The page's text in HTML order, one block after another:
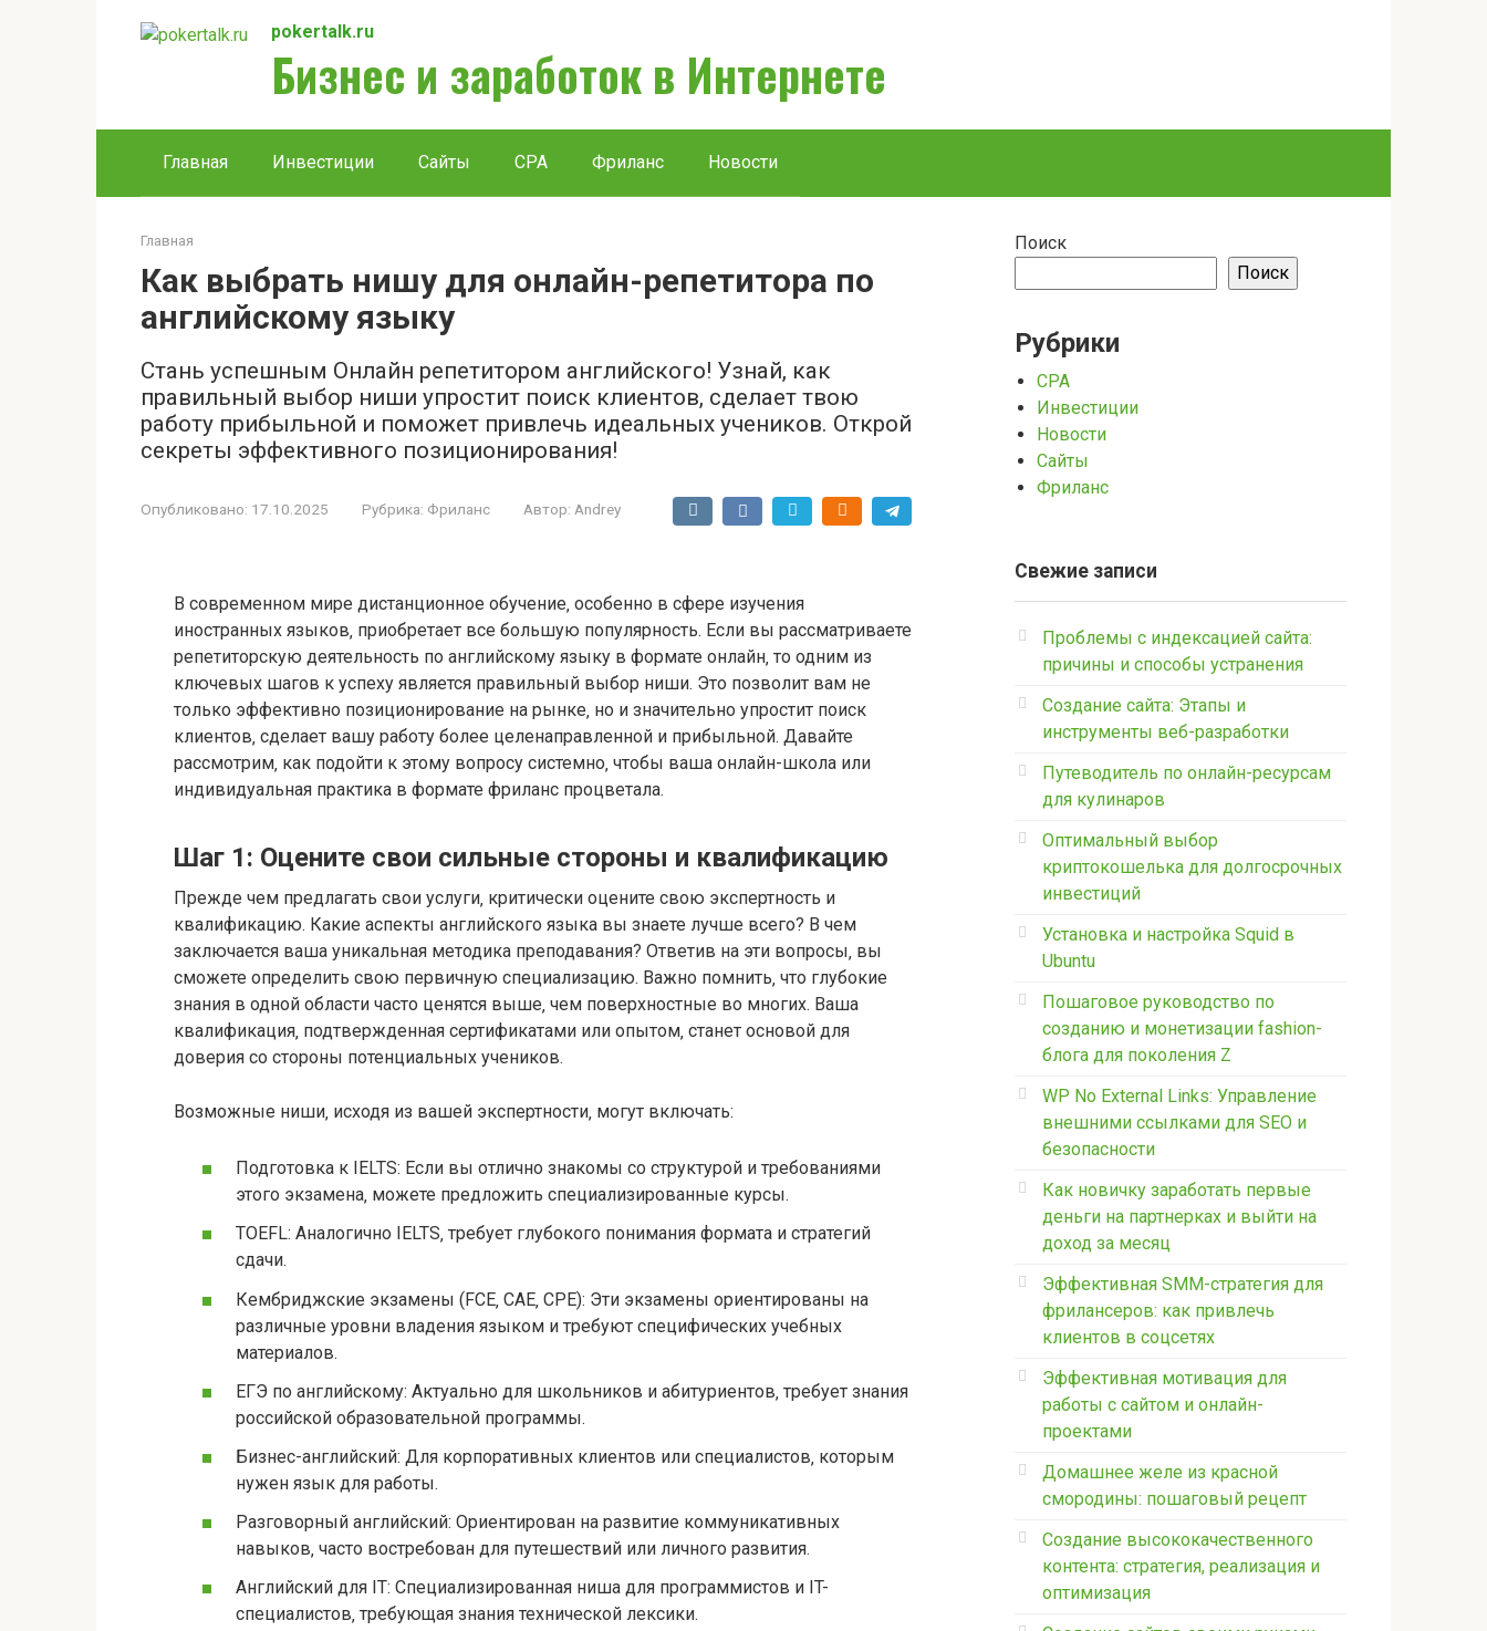
pokertalk.ru
Бизнес и заработок в Интернете
Главная Инвестиции Сайты CPA Фриланс Новости
Главная
Как выбрать нишу для онлайн-репетитора по
английскому языку
Стань успешным Онлайн репетитором английского! Узнай, как
правильный выбор ниши упростит поиск клиентов, сделает твою
работу прибыльной и поможет привлечь идеальных учеников. Открой
секреты эффективного позиционирования!
Опубликовано: 17.10.2025 Рубрика: Фриланс Автор: Andrey
В современном мире дистанционное обучение‚ особенно в сфере изучения
иностранных языков‚ приобретает все большую популярность. Если вы рассматриваете
репетиторскую деятельность по английскому языку в формате онлайн‚ то одним из
ключевых шагов к успеху является правильный выбор ниши. Это позволит вам не
только эффективно позиционирование на рынке‚ но и значительно упростит поиск
клиентов‚ сделает вашу работу более целенаправленной и прибыльной. Давайте
рассмотрим‚ как подойти к этому вопросу системно‚ чтобы ваша онлайн-школа или
индивидуальная практика в формате фриланс процветала.
Шаг 1: Оцените свои сильные стороны и квалификацию
Прежде чем предлагать свои услуги‚ критически оцените свою экспертность и
квалификацию. Какие аспекты английского языка вы знаете лучше всего? В чем
заключается ваша уникальная методика преподавания? Ответив на эти вопросы‚ вы
сможете определить свою первичную специализацию. Важно помнить‚ что глубокие
знания в одной области часто ценятся выше‚ чем поверхностные во многих. Ваша
квалификация‚ подтвержденная сертификатами или опытом‚ станет основой для
доверия со стороны потенциальных учеников.
Возможные ниши‚ исходя из вашей экспертности‚ могут включать:
Подготовка к IELTS: Если вы отлично знакомы со структурой и требованиями
этого экзамена‚ можете предложить специализированные курсы.
TOEFL: Аналогично IELTS‚ требует глубокого понимания формата и стратегий
сдачи.
Кембриджские экзамены (FCE‚ CAE‚ CPE): Эти экзамены ориентированы на
различные уровни владения языком и требуют специфических учебных
материалов.
ЕГЭ по английскому: Актуально для школьников и абитуриентов‚ требует знания
российской образовательной программы.
Бизнес-английский: Для корпоративных клиентов или специалистов‚ которым
нужен язык для работы.
Разговорный английский: Ориентирован на развитие коммуникативных
навыков‚ часто востребован для путешествий или личного развития.
Английский для IT: Специализированная ниша для программистов и IT-
специалистов‚ требующая знания технической лексики.
Поиск
Поиск
Рубрики
CPA
Инвестиции
Новости
Сайты
Фриланс
Свежие записи
Проблемы с индексацией сайта:
причины и способы устранения
Создание сайта: Этапы и
инструменты веб-разработки
Путеводитель по онлайн-ресурсам
для кулинаров
Оптимальный выбор
криптокошелька для долгосрочных
инвестиций
Установка и настройка Squid в
Ubuntu
Пошаговое руководство по
созданию и монетизации fashion-
блога для поколения Z
WP No External Links: Управление
внешними ссылками для SEO и
безопасности
Как новичку заработать первые
деньги на партнерках и выйти на
доход за месяц
Эффективная SMM-стратегия для
фрилансеров: как привлечь
клиентов в соцсетях
Эффективная мотивация для
работы с сайтом и онлайн-
проектами
Домашнее желе из красной
смородины: пошаговый рецепт
Создание высококачественного
контента: стратегия, реализация и
оптимизация